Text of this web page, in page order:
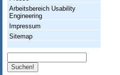
Arbeitsbereich Usability
Engineering
Impressum
Sitemap